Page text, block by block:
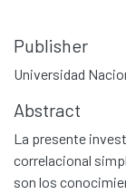
Publisher
Universidad
Abstract
La presente
correlacional
son los